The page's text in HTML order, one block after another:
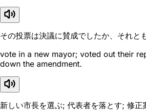
その投票は決議に賛成でしたか、それと
vote in a new mayor; voted out their
down the amendment.
新しい市長を選ぶ; 代表者を落とす; 修正